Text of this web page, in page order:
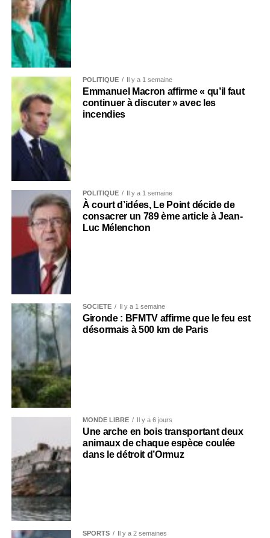
POLITIQUE Il y a 1 semaine
Emmanuel Macron affirme « qu’il faut
continuer à discuter » avec les
incendies
POLITIQUE Il y a 1 semaine
À court d’idées, Le Point décide de
consacrer un 789 ème article à Jean-
Luc Mélenchon
SOCIÉTÉ Il y a 1 semaine
Gironde : BFMTV affirme que le feu est
désormais à 500 km de Paris
MONDE LIBRE Il y a 6 jours
Une arche en bois transportant deux
animaux de chaque espèce coulée
dans le détroit d’Ormuz
SPORTS Il y a 2 semaines